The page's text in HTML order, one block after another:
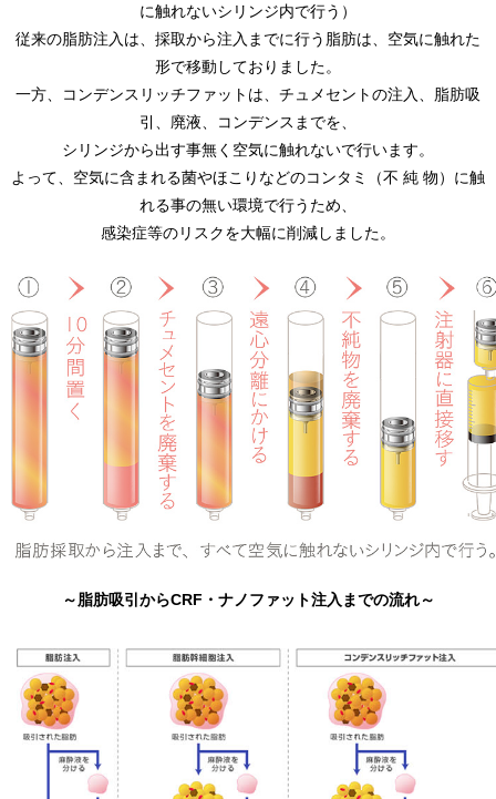
に触れないシリンジ内で行う）
従来の脂肪注入は、採取から注入までに行う脂肪は、空気に触れた
形で移動しておりました。
一方、コンデンスリッチファットは、チュメセントの注入、脂肪吸
引、廃液、コンデンスまでを、
シリンジから出す事無く空気に触れないで行います。
よって、空気に含まれる菌やほこりなどのコンタミ（不 純 物）に触
れる事の無い環境で行うため、
感染症等のリスクを大幅に削減しました。
～脂肪吸引からCRF・ナノファット注入までの流れ～